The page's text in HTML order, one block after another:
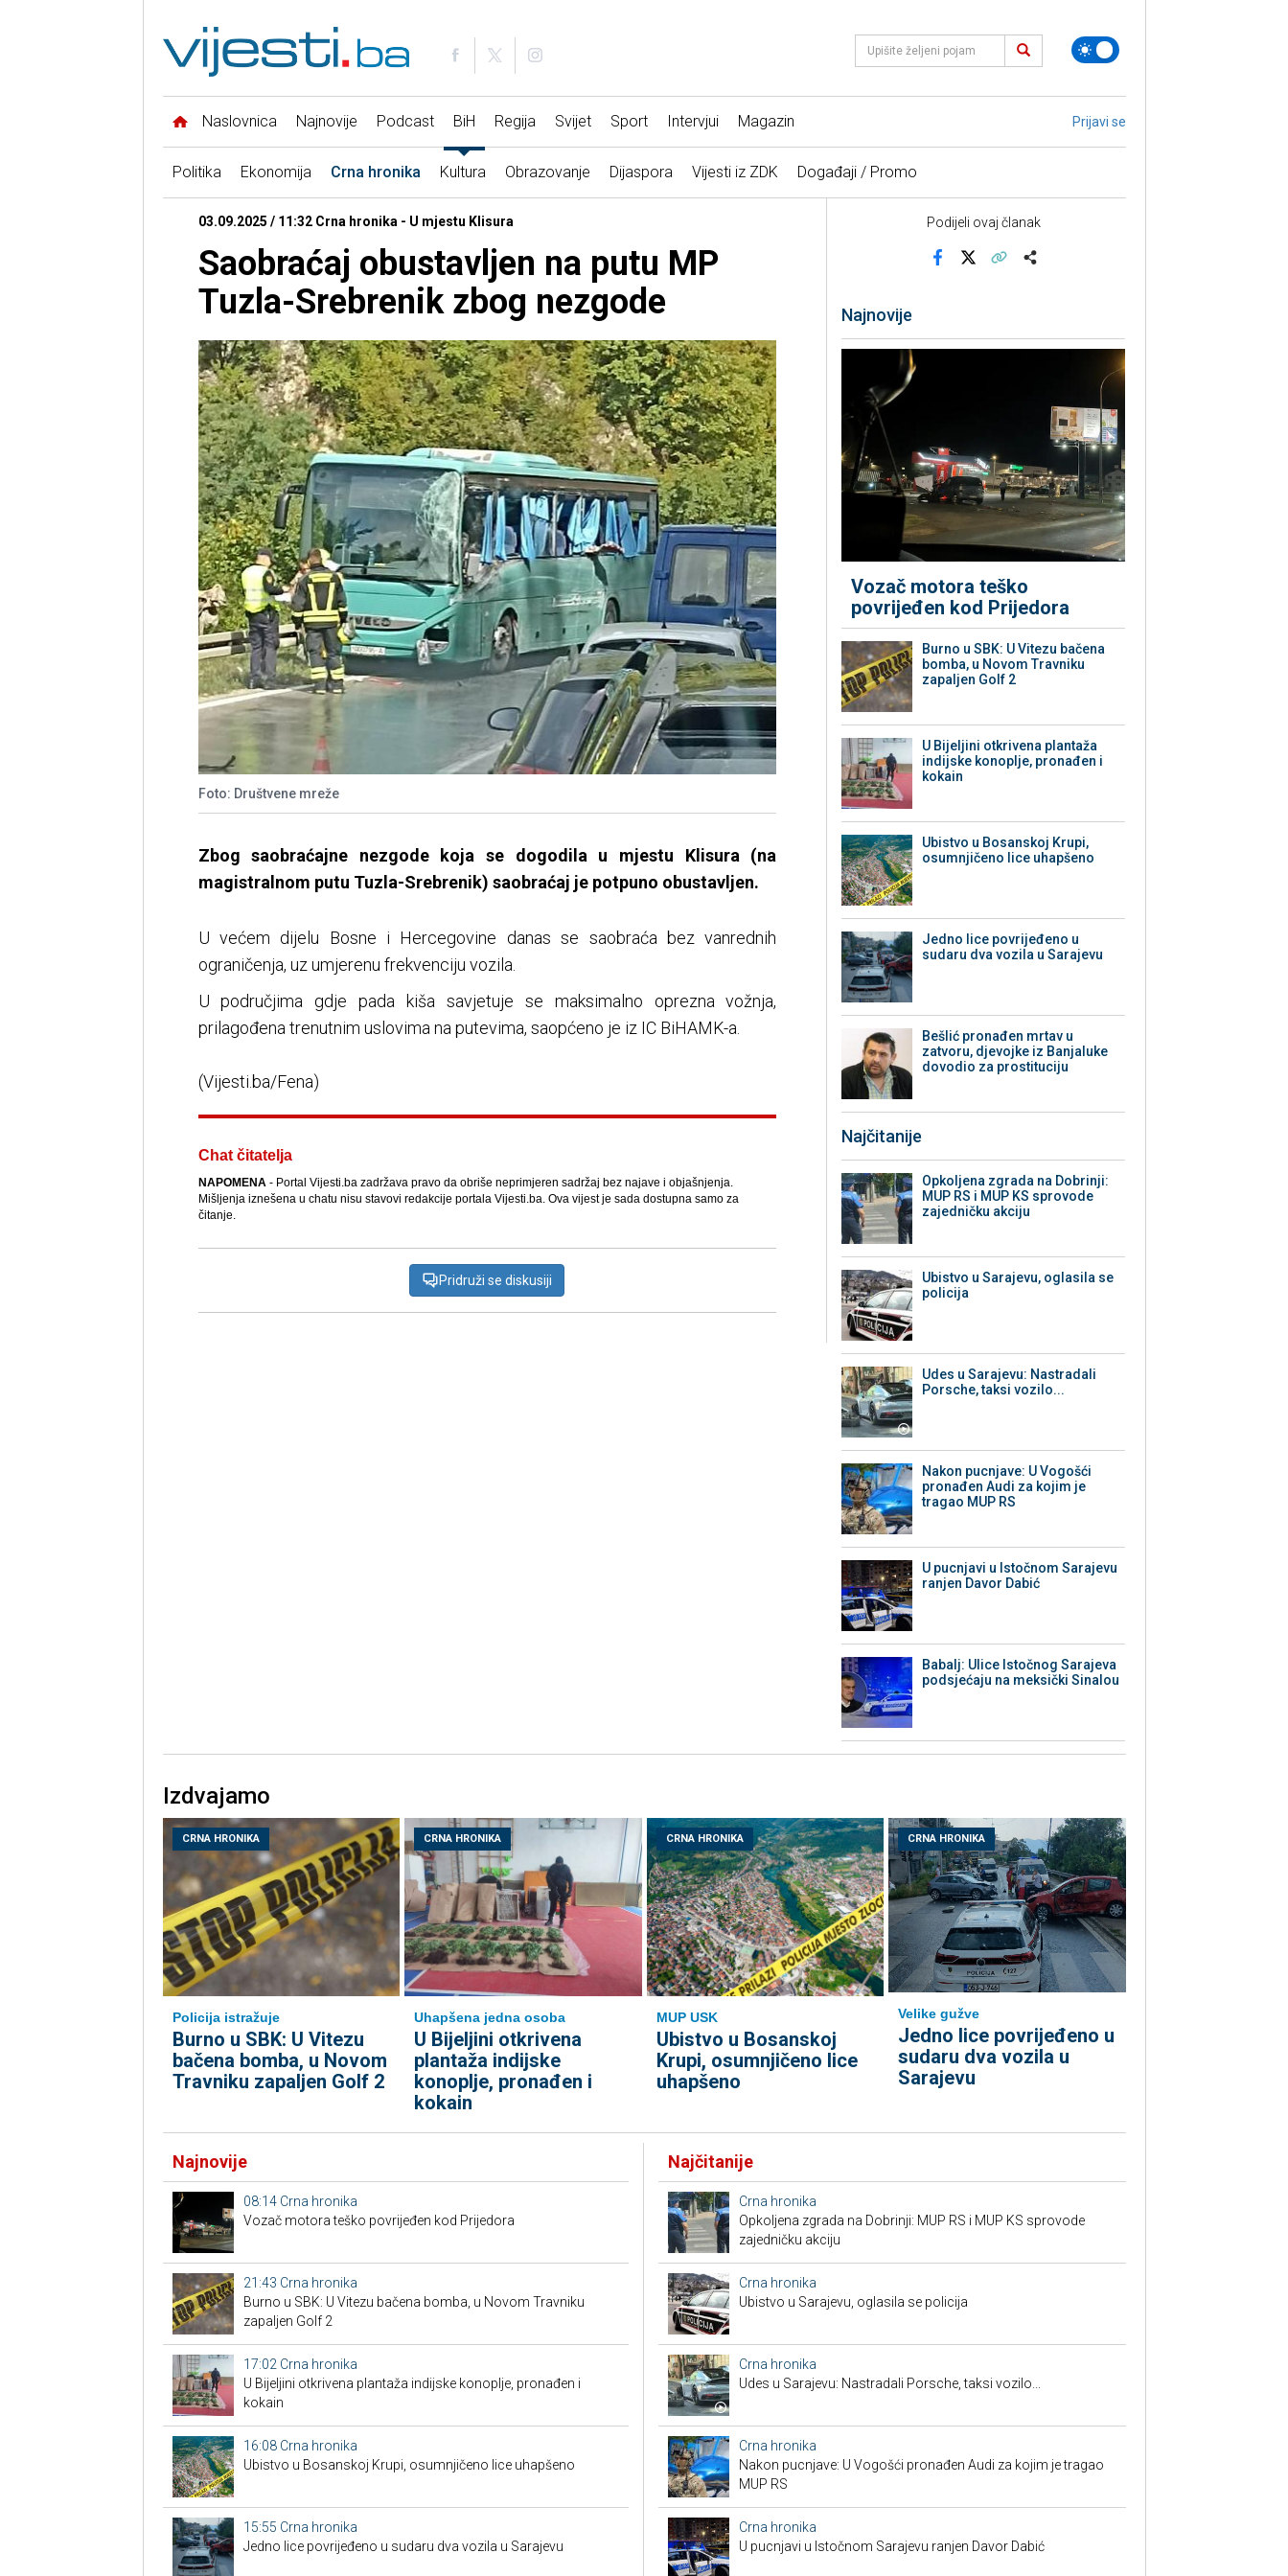
Naslovnica Najnovije Podcast BiH Regija Svijet Sport Intervjui Magazin Prijavi se
Politika Ekonomija Crna hronika Kultura Obrazovanje Dijaspora Vijesti iz ZDK Događaji / Promo
03.09.2025 / 11:32 Crna hronika - U mjestu Klisura
Saobraćaj obustavljen na putu MP
Tuzla-Srebrenik zbog nezgode
Foto: Društvene mreže
Zbog saobraćajne nezgode koja se dogodila u mjestu Klisura (na
magistralnom putu Tuzla-Srebrenik) saobraćaj je potpuno obustavljen.
U većem dijelu Bosne i Hercegovine danas se saobraća bez vanrednih
ograničenja, uz umjerenu frekvenciju vozila.
U područjima gdje pada kiša savjetuje se maksimalno oprezna vožnja,
prilagođena trenutnim uslovima na putevima, saopćeno je iz IC BiHAMK-a.
(Vijesti.ba/Fena)
Chat čitatelja
NAPOMENA- Portal Vijesti.ba zadržava pravo da obriše neprimjeren sadržaj bez najave i objašnjenja.
Mišljenja iznešena u chatu nisu stavovi redakcije portala Vijesti.ba. Ova vijest je sada dostupna samo za
čitanje.
Pridruži se diskusiji
Podijeli ovaj članak
Najnovije
Vozač motora teško
povrijeđen kod Prijedora
Burno u SBK: U Vitezu bačena
bomba, u Novom Travniku
zapaljen Golf 2
​U Bijeljini otkrivena plantaža
indijske konoplje, pronađen i
kokain
Ubistvo u Bosanskoj Krupi,
osumnjičeno lice uhapšeno
Јedno lice povrijeđeno u
sudaru dva vozila u Sarajevu
Bešlić pronađen mrtav u
zatvoru, djevojke iz Banjaluke
dovodio za prostituciju
Najčitanije
Opkoljena zgrada na Dobrinji:
MUP RS i MUP KS sprovode
zajedničku akciju
Ubistvo u Sarajevu, oglasila se
policija
Udes u Sarajevu: Nastradali
Porsche, taksi vozilo...
Nakon pucnjave: U Vogošći
pronađen Audi za kojim je
tragao MUP RS
U pucnjavi u Istočnom Sarajevu
ranjen Davor Dabić
Babalj: Ulice Istočnog Sarajeva
podsjećaju na meksički Sinalou
Izdvajamo
CRNA HRONIKA
Policija istražuje
Burno u SBK: U Vitezu
bačena bomba, u Novom
Travniku zapaljen Golf 2
CRNA HRONIKA
Uhapšena jedna osoba
​U Bijeljini otkrivena
plantaža indijske
konoplje, pronađen i
kokain
CRNA HRONIKA
MUP USK
Ubistvo u Bosanskoj
Krupi, osumnjičeno lice
uhapšeno
CRNA HRONIKA
Velike gužve
Јedno lice povrijeđeno u
sudaru dva vozila u
Sarajevu
Najnovije
08:14 Crna hronika
Vozač motora teško povrijeđen kod Prijedora
21:43 Crna hronika
Burno u SBK: U Vitezu bačena bomba, u Novom Travniku
zapaljen Golf 2
17:02 Crna hronika
​U Bijeljini otkrivena plantaža indijske konoplje, pronađen i
kokain
16:08 Crna hronika
Ubistvo u Bosanskoj Krupi, osumnjičeno lice uhapšeno
15:55 Crna hronika
Јedno lice povrijeđeno u sudaru dva vozila u Sarajevu
Najčitanije
Crna hronika
Opkoljena zgrada na Dobrinji: MUP RS i MUP KS sprovode
zajedničku akciju
Crna hronika
Ubistvo u Sarajevu, oglasila se policija
Crna hronika
Udes u Sarajevu: Nastradali Porsche, taksi vozilo...
Crna hronika
Nakon pucnjave: U Vogošći pronađen Audi za kojim je tragao
MUP RS
Crna hronika
U pucnjavi u Istočnom Sarajevu ranjen Davor Dabić